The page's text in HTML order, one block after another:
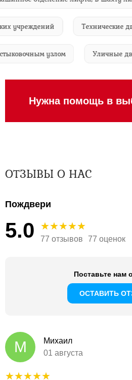
Технические
стыковочным узлом
Нужна помощь в
ОТЗЫВЫ О НАС
Пождвери
5.0 77 отзывов 77 оценок
Поставьте нам
ОСТАВИТЬ
М
Михаил
01 августа